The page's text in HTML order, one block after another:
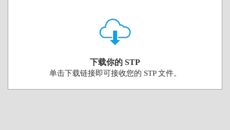
下载你的 STP
单击下载链接即可接收您的 STP 文件。